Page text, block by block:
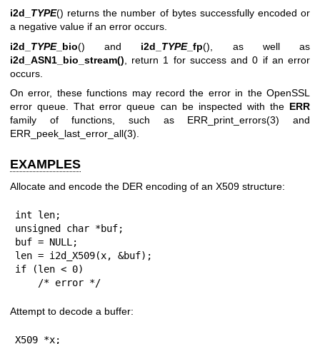
i2d_ TYPE() returns the number of bytes successfully encoded or
a negative value if an error occurs.
i2d_ TYPE_bio() and i2d_ TYPE_fp(), as well as
i2d_ASN1_bio_stream() , return 1 for success and 0 if an error
occurs.
On error, these functions may record the error in the OpenSSL
error queue. That error queue can be inspected with the ERR
family of functions, such as ERR_print_errors(3) and
ERR_peek_last_error_all(3)
EXAMPLES
Allocate and encode the DER encoding of an X509 structure:
int len;
unsigned char *buf;
buf = NULL;
len = i2d_X509(x, &buf);
if (len < 0)
    /* error */
Attempt to decode a buffer:
X509 *x;